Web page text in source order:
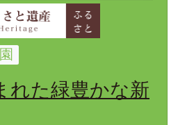
れた緑豊かな新